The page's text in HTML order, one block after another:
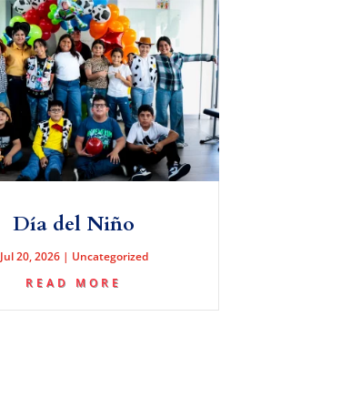
Día del Niño
Jul 20, 2026| Uncategorized
READ MORE